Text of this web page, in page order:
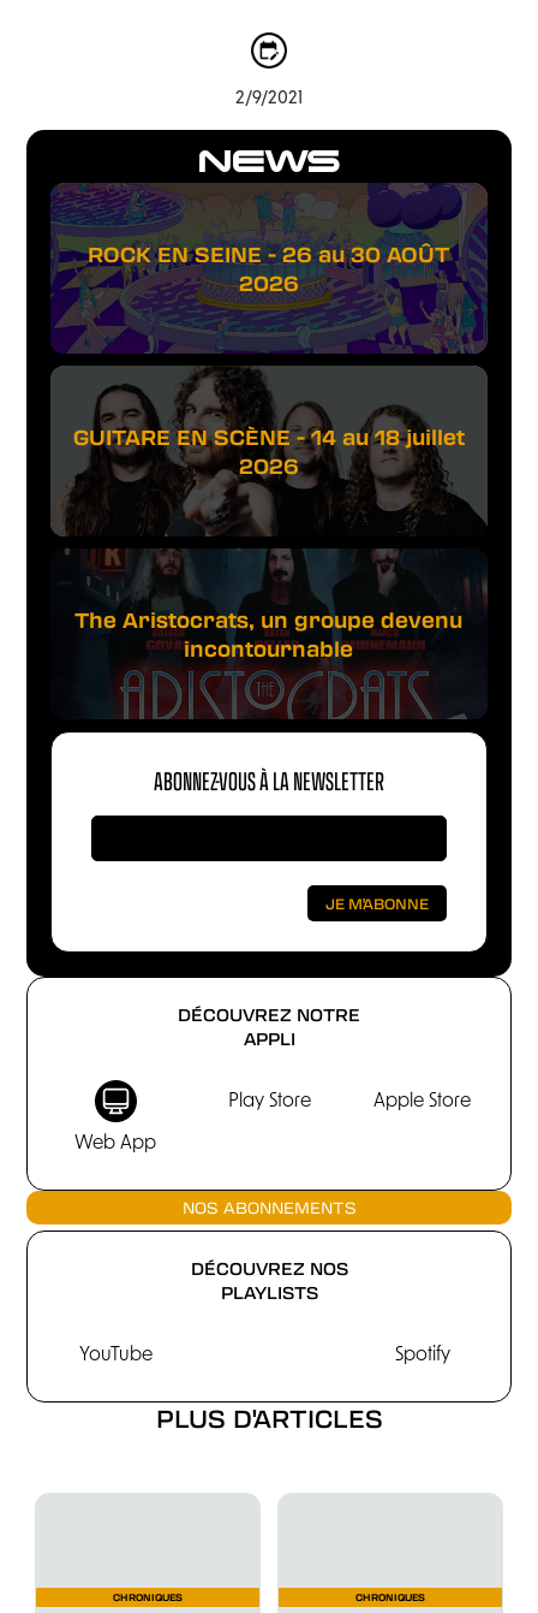
DÉCOUVREZ NOTRE
APPLI
Web App
Play Store Apple Store
NOS ABONNEMENTS
DÉCOUVREZ NOS
PLAYLISTS
YouTube Spotify
NEWS
ROCK EN SEINE - 26 au 30 AOÛT
2026
GUITARE EN SCÈNE - 14 au 18 juillet
2026
The Aristocrats, un groupe devenu
incontournable
ABONNEZ-VOUS À LA NEWSLETTER
2/9/2021
PLUS D'ARTICLES
CHRONIQUES CHRONIQUES